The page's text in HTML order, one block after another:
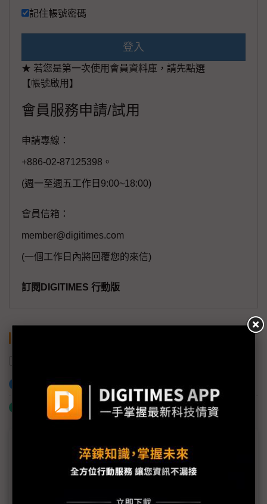
記住帳號密碼
登入
★ 若您是第一次使用會員資料庫，請先點選
【帳號啟用】
會員服務申請/試用
申請專線：
+886-02-87125398。
(週一至週五工作日9:00~18:00)
會員信箱：
member@digitimes.com
(一個工作日內將回覆您的來信)
訂閱DIGITIMES 行動版
加入已選取到「關鍵字追蹤」
什麼是「關鍵字追蹤」
議題精選－疫情影響：斷鏈風險評估
5G基礎建設需求仍在 PCB訂單只是遞延